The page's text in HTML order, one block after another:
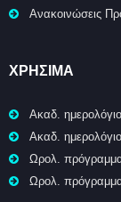
Ανακοινώσεις
ΧΡΉΣΙΜΑ
Ακαδ.
Ακαδ.
Ωρολ.
Ωρολ.